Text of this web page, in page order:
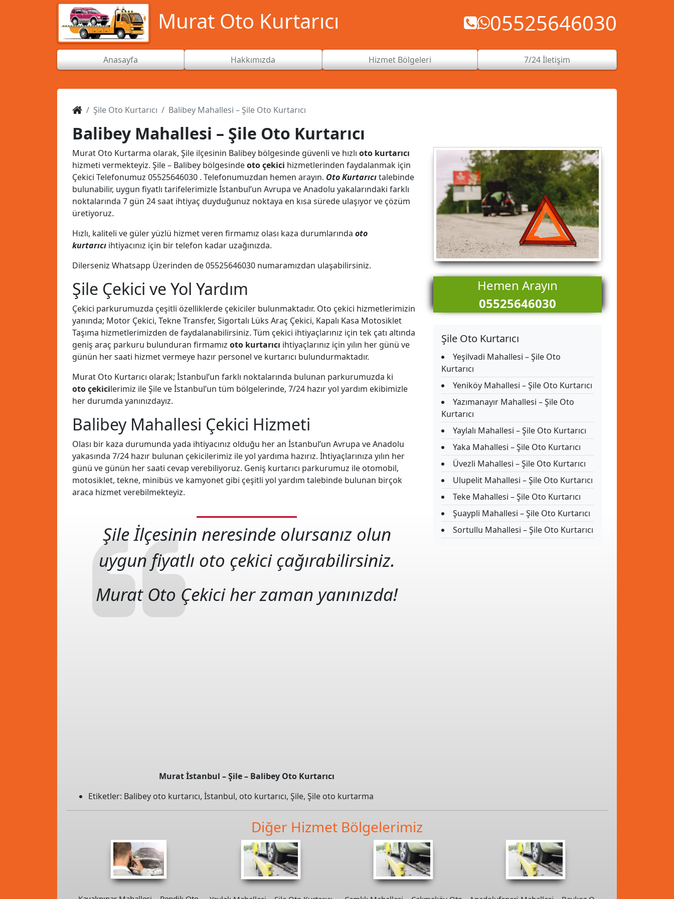
Murat Oto Kurtarıcı 05525646030
Anasayfa Hakkımızda Hizmet Bölgeleri 7/24 İletişim
Şile Oto Kurtarıcı Balibey Mahallesi – Şile Oto Kurtarıcı
Balibey Mahallesi – Şile Oto Kurtarıcı
Murat Oto Kurtarma olarak, Şile ilçesinin Balibey bölgesinde güvenli ve hızlı oto kurtarıcı
hizmeti vermekteyiz. Şile – Balibey bölgesindeoto çekici hizmetlerinden faydalanmak için
Çekici Telefonumuz 05525646030 . Telefonumuzdan hemen arayın. Oto Kurtarıcıtalebinde
bulunabilir, uygun fiyatlı tarifelerimizle İstanbul’un Avrupa ve Anadolu yakalarındaki farklı
noktalarında 7 gün 24 saat ihtiyaç duyduğunuz noktaya en kısa sürede ulaşıyor ve çözüm
üretiyoruz.
Hızlı, kaliteli ve güler yüzlü hizmet veren firmamız olası kaza durumlarında oto
kurtarıcı ihtiyacınız için bir telefon kadar uzağınızda.
Dilerseniz Whatsapp Üzerinden de05525646030 numaramızdan ulaşabilirsiniz.
Şile Çekici ve Yol Yardım
Çekici parkurumuzda çeşitli özelliklerde çekiciler bulunmaktadır. Oto çekici hizmetlerimizin
yanında; Motor Çekici, Tekne Transfer, Sigortalı Lüks Araç Çekici, Kapalı Kasa Motosiklet
Taşıma hizmetlerimizden de faydalanabilirsiniz. Tüm çekici ihtiyaçlarınız için tek çatı altında
geniş araç parkuru bulunduran firmamız oto kurtarıcı ihtiyaçlarınız için yılın her günü ve
günün her saati hizmet vermeye hazır personel ve kurtarıcı bulundurmaktadır.
Murat Oto Kurtarıcı olarak; İstanbul’un farklı noktalarında bulunan parkurumuzda ki
oto çekicilerimiz ile Şile ve İstanbul’un tüm bölgelerinde, 7/24 hazır yol yardım ekibimizle
her durumda yanınızdayız.
Balibey Mahallesi Çekici Hizmeti
Olası bir kaza durumunda yada ihtiyacınız olduğu her an İstanbul’un Avrupa ve Anadolu
yakasında 7/24 hazır bulunan çekicilerimiz ile yol yardıma hazırız. İhtiyaçlarınıza yılın her
günü ve günün her saati cevap verebiliyoruz. Geniş kurtarıcı parkurumuz ile otomobil,
motosiklet, tekne, minibüs ve kamyonet gibi çeşitli yol yardım talebinde bulunan birçok
araca hizmet verebilmekteyiz.
Şile İlçesinin neresinde olursanız olun
uygun fiyatlı oto çekici çağırabilirsiniz.
Murat Oto Çekici her zaman yanınızda!
Murat İstanbul – Şile – Balibey Oto Kurtarıcı
Etiketler: Balibey oto kurtarıcı, İstanbul, oto kurtarıcı, Şile, Şile oto kurtarma
Hemen Arayın
05525646030
Şile Oto Kurtarıcı
Yeşilvadi Mahallesi – Şile Oto
Kurtarıcı
Yeniköy Mahallesi – Şile Oto Kurtarıcı
Yazımanayır Mahallesi – Şile Oto
Kurtarıcı
Yaylalı Mahallesi – Şile Oto Kurtarıcı
Yaka Mahallesi – Şile Oto Kurtarıcı
Üvezli Mahallesi – Şile Oto Kurtarıcı
Ulupelit Mahallesi – Şile Oto Kurtarıcı
Teke Mahallesi – Şile Oto Kurtarıcı
Şuaypli Mahallesi – Şile Oto Kurtarıcı
Sortullu Mahallesi – Şile Oto Kurtarıcı
Diğer Hizmet Bölgelerimiz